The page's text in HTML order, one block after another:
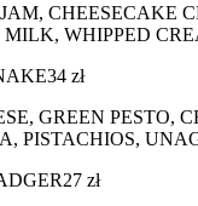
CHEESECAKE
MILK, WHIPPED
34 zł
GREEN PESTO,
PISTACHIOS,
27 zł